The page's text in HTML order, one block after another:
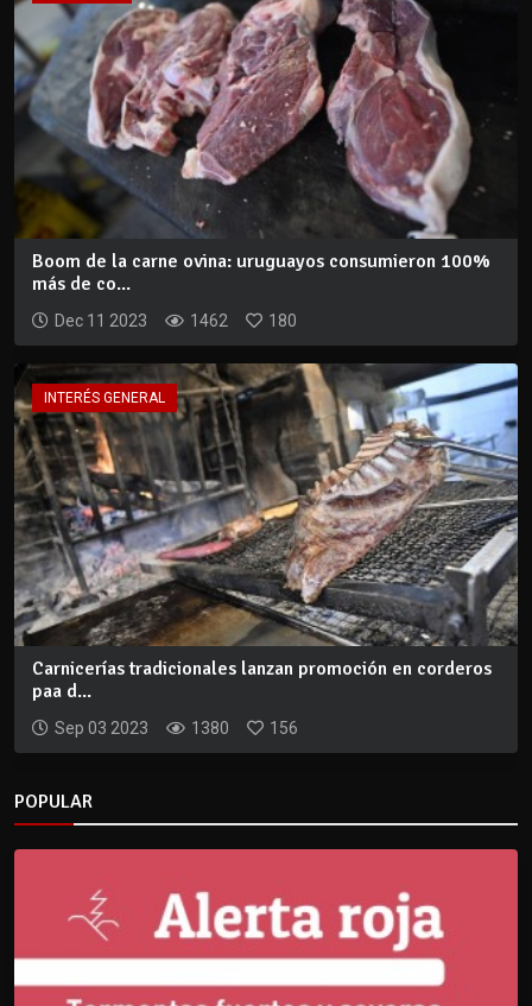
Boom de la carne ovina: uruguayos consumieron 100%
más de co...
Dec 11 2023 1462 180
INTERÉS GENERAL
Carnicerías tradicionales lanzan promoción en corderos
paa d...
Sep 03 2023 1380 156
POPULAR